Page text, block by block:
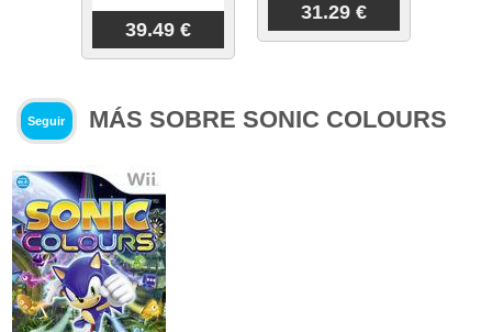
39.49 €
31.29 €
Seguir MÁS SOBRE SONIC COLOURS